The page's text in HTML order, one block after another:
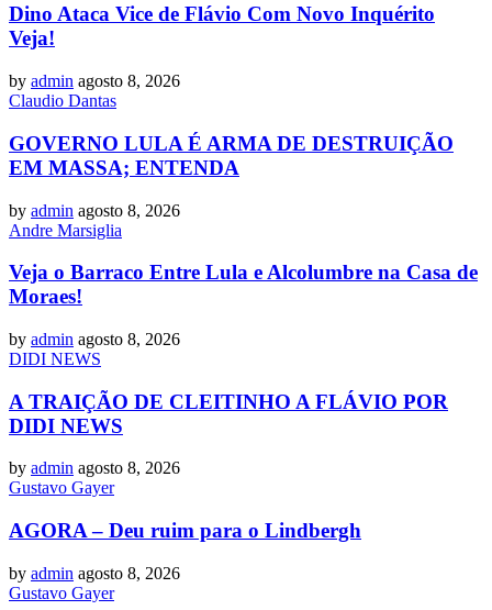
Dino Ataca Vice de Flávio Com Novo Inquérito
Veja!
by admin agosto 8, 2026
Claudio Dantas
GOVERNO LULA É ARMA DE DESTRUIÇÃO
EM MASSA; ENTENDA
by admin agosto 8, 2026
Andre Marsiglia
Veja o Barraco Entre Lula e Alcolumbre na Casa de
Moraes!
by admin agosto 8, 2026
DIDI NEWS
A TRAIÇÃO DE CLEITINHO A FLÁVIO POR
DIDI NEWS
by admin agosto 8, 2026
Gustavo Gayer
AGORA – Deu ruim para o Lindbergh
by admin agosto 8, 2026
Gustavo Gayer